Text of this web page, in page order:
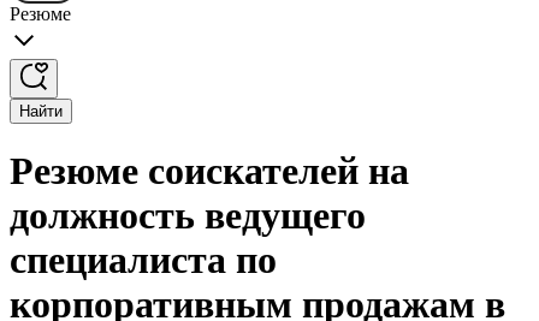
Резюме
Найти
Резюме соискателей на
должность ведущего
специалиста по
корпоративным продажам в